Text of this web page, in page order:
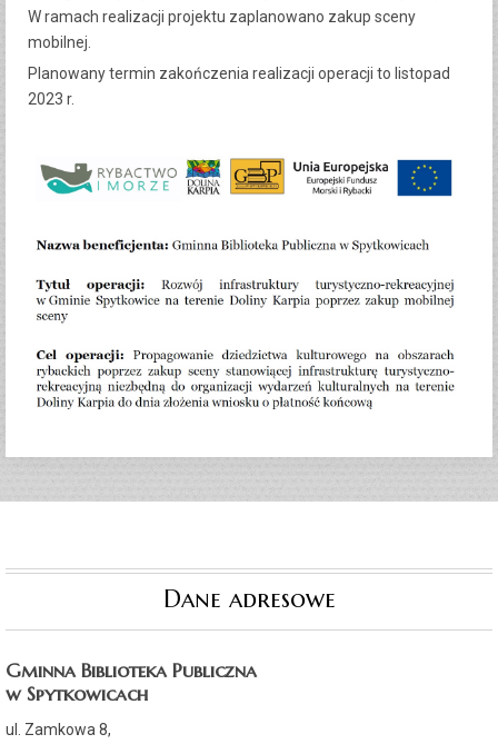
W ramach realizacji projektu zaplanowano zakup sceny
mobilnej.
Planowany termin zakończenia realizacji operacji to listopad
2023 r.
Dane adresowe
Gminna Biblioteka Publiczna
w Spytkowicach
ul. Zamkowa 8,